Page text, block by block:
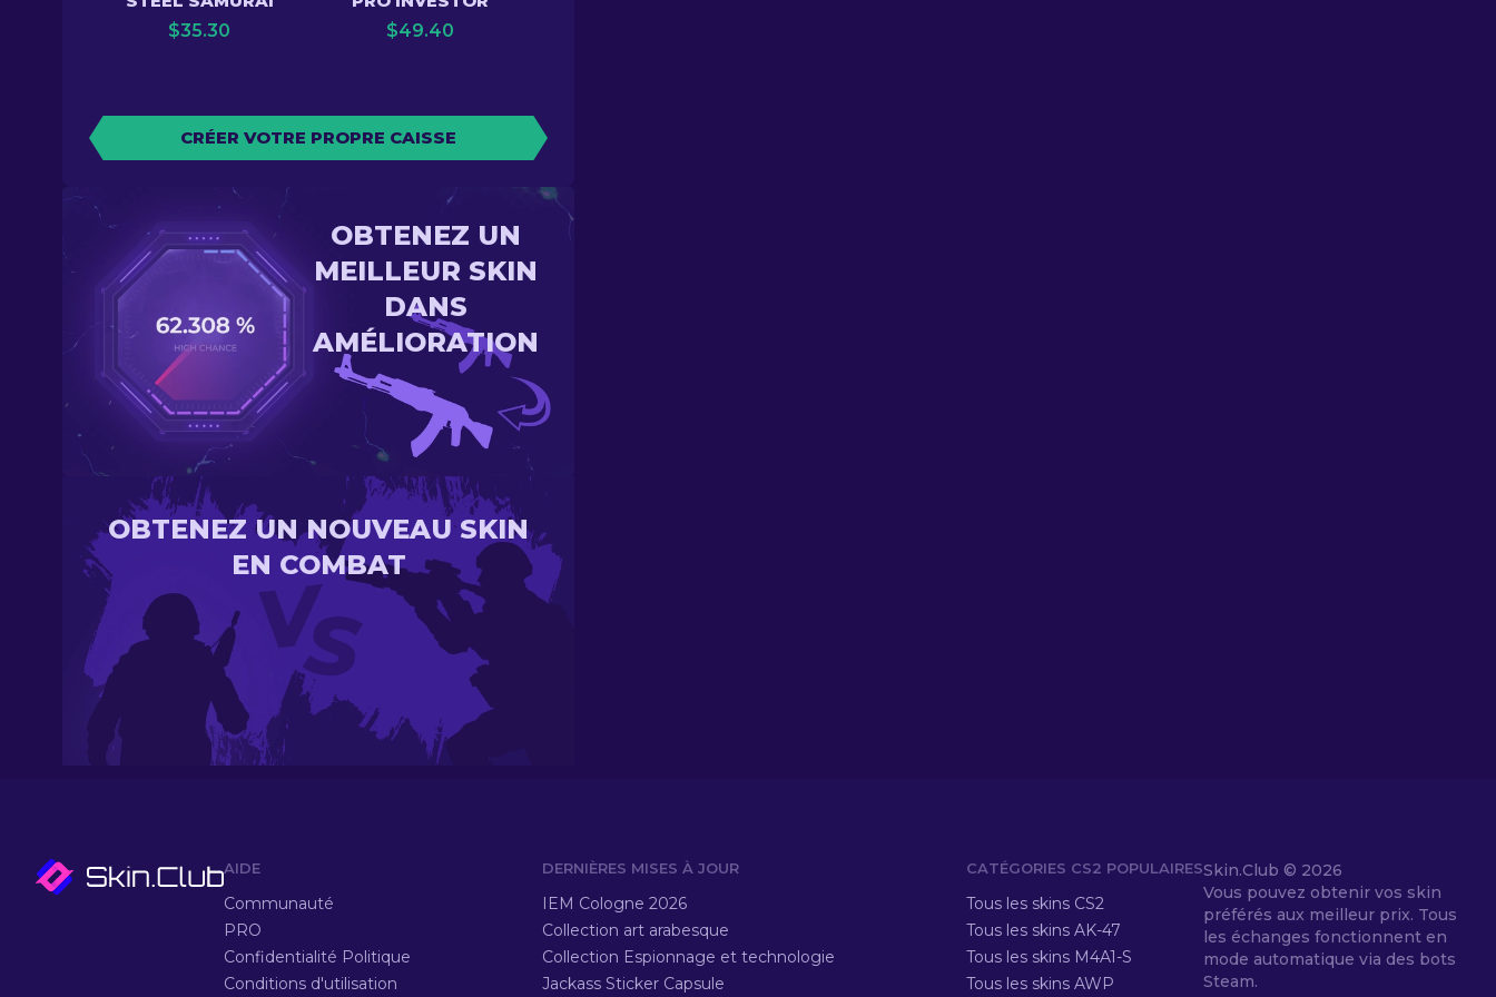
$35.30
$49.40
CRÉER VOTRE PROPRE CAISSE
OBTENEZ UN
MEILLEUR SKIN
DANS
AMÉLIORATION
OBTENEZ UN NOUVEAU SKIN
EN COMBAT
AIDE
Communauté
PRO
Confidentialité Politique
Conditions d'utilisation
DERNIÈRES MISES À JOUR
IEM Cologne 2026
Collection art arabesque
Collection Espionnage et technologie
Jackass Sticker Capsule
CATÉGORIES CS2 POPULAIRES
Tous les skins CS2
Tous les skins AK-47
Tous les skins M4A1-S
Tous les skins AWP
Skin.Club © 2026
Vous pouvez obtenir vos skin
préférés aux meilleur prix. Tous
les échanges fonctionnent en
mode automatique via des bots
Steam.